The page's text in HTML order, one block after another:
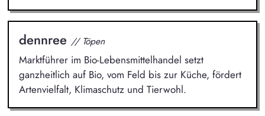
dennree // Töpen
Marktführer im Bio-Lebensmittelhandel setzt
ganzheitlich auf Bio, vom Feld bis zur Küche, fördert
Artenvielfalt, Klimaschutz und Tierwohl.